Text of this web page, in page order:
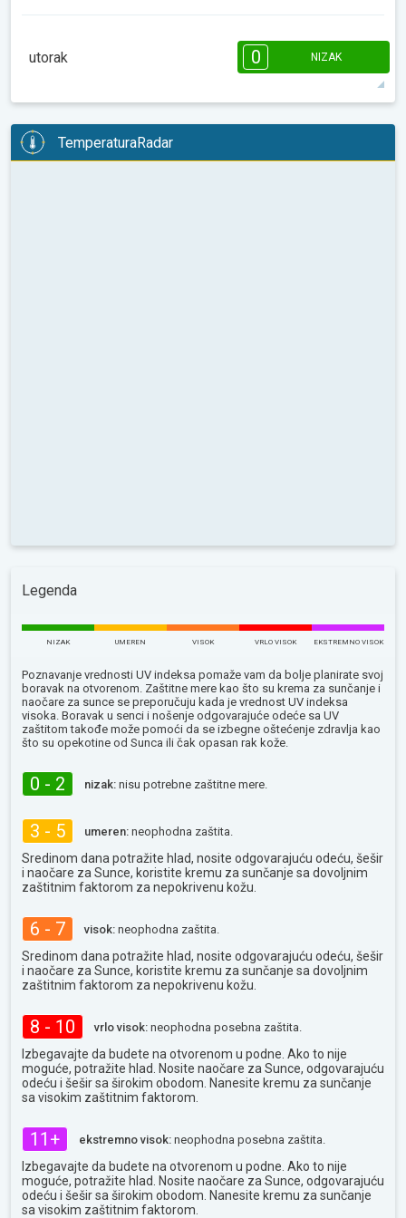
18°maks
14:00 16:00 18:00
18:32 14°
utorak 0 NIZAK
08:00
1 h 07:29 18:33 15°
TemperaturaRadar
Legenda
NIZAK UMEREN VISOK VRLO VISOK EKSTREMNO VISOK
Poznavanje vrednosti UV indeksa pomaže vam da bolje planirate svoj
boravak na otvorenom. Zaštitne mere kao što su krema za sunčanje i
naočare za sunce se preporučuju kada je vrednost UV indeksa
visoka. Boravak u senci i nošenje odgovarajuće odeće sa UV
zaštitom takođe može pomoći da se izbegne oštećenje zdravlja kao
što su opekotine od Sunca ili čak opasan rak kože.
0 - 2 nizak: nisu potrebne zaštitne mere.
3 - 5 umeren: neophodna zaštita.
Sredinom dana potražite hlad, nosite odgovarajuću odeću, šešir
i naočare za Sunce, koristite kremu za sunčanje sa dovoljnim
zaštitnim faktorom za nepokrivenu kožu.
6 - 7 visok: neophodna zaštita.
Sredinom dana potražite hlad, nosite odgovarajuću odeću, šešir
i naočare za Sunce, koristite kremu za sunčanje sa dovoljnim
zaštitnim faktorom za nepokrivenu kožu.
8 - 10 vrlo visok: neophodna posebna zaštita.
Izbegavajte da budete na otvorenom u podne. Ako to nije
moguće, potražite hlad. Nosite naočare za Sunce, odgovarajuću
odeću i šešir sa širokim obodom. Nanesite kremu za sunčanje
sa visokim zaštitnim faktorom.
11+ ekstremno visok: neophodna posebna zaštita.
Izbegavajte da budete na otvorenom u podne. Ako to nije
moguće, potražite hlad. Nosite naočare za Sunce, odgovarajuću
odeću i šešir sa širokim obodom. Nanesite kremu za sunčanje
sa visokim zaštitnim faktorom.